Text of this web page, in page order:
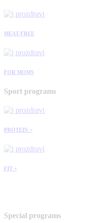
MEAT-FREE
FOR MOMS
Sport programs
PROTEIN +
FIT +
Special programs